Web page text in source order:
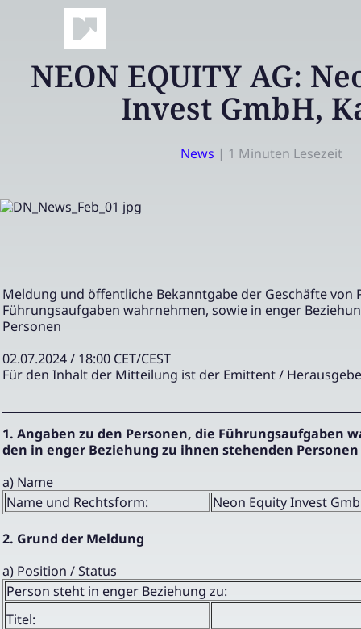
NEON EQUITY AG:
Invest GmbH,
News | 1 Minuten Lesezeit
Meldung und öffentliche Bekanntgabe der Geschäfte von
Führungsaufgaben wahrnehmen, sowie in enger
Personen
02.07.2024 / 18:00 CET/CEST
Für den Inhalt der Mitteilung ist der Emittent /
1. Angaben zu den Personen, die Führungsaufgaben
den in enger Beziehung zu ihnen stehenden Personen
a) Name
Name und Rechtsform:
Neon Equity Invest
2. Grund der Meldung
a) Position / Status
Person steht in enger Beziehung zu:
Titel: